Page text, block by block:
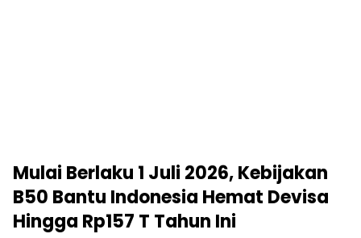
Mulai Berlaku 1 Juli 2026, Kebijakan
B50 Bantu Indonesia Hemat Devisa
Hingga Rp157 T Tahun Ini